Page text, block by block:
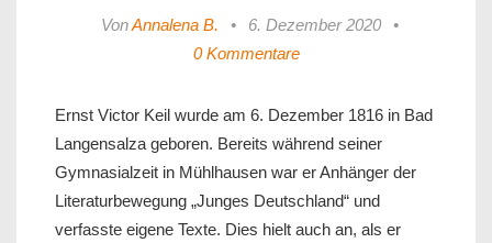
VonAnnalena B. • 6. Dezember 2020
•
0 Kommentare
Ernst Victor Keil wurde am 6. Dezember 1816 in Bad
Langensalza geboren. Bereits während seiner
Gymnasialzeit in Mühlhausen war er Anhänger der
Literaturbewegung „Junges Deutschland“ und
verfasste eigene Texte. Dies hielt auch an, als er